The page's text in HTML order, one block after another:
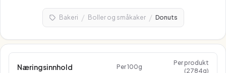
Bakeri / Boller og småkaker / Donuts
Næringsinnhold Per 100g
Per produkt
(2784g)